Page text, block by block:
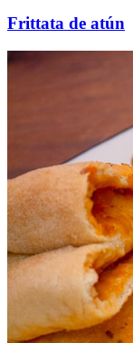
Frittata de atún